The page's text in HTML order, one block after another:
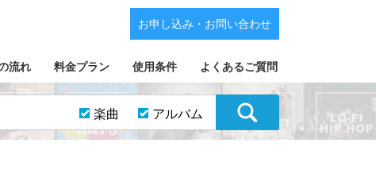
流れ 料金プラン 使用条件 よくあるご質問
お申し込み・お問い合わせ
楽曲 アルバム